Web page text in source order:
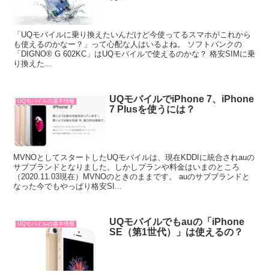
「UQモバイルに乗り換えたいんだけど今使ってるスマホがこれから
も使えるのかなー？」って心配な人はいるよね。 ソフトバンクの
「DIGNO® G 602KC」はUQモバイルで使えるのかな？ 格安SIMに乗
り換えた...
UQモバイルの基本情報
UQモバイルでiPhone 7、iPhone
7 Plusを使うには？
MVNOとしてスタートしたUQモバイルは、現在KDDIに統合されauの
サブブランドとなりました。しかしプランや料金はいまのところ
（2020.11.03現在）MVNOのときのままです。 auのサブブランドと
なった今でもやっぱり格安SI...
UQモバイルの基本情報
UQモバイルでもauの「iPhone
SE（第1世代）」は使えるの？